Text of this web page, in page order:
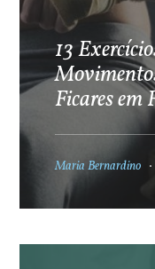
13
Ficares em
Maria Bernardino